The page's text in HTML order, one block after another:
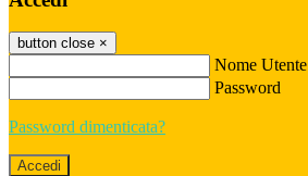
button close ×
Nome Utente
Password
Password dimenticata?